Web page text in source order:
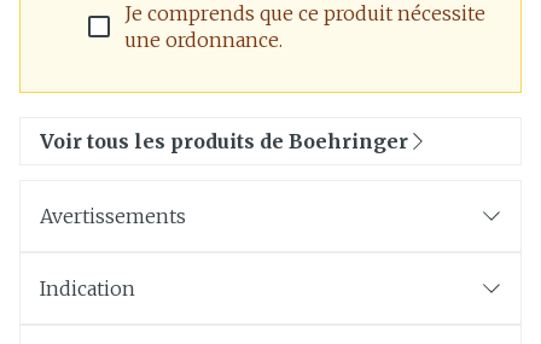
Je comprends que ce produit nécessite
une ordonnance.
Voir tous les produits de Boehringer
Avertissements
Indication